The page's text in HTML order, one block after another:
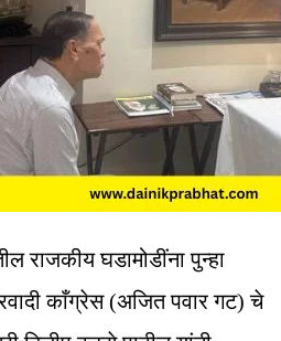
राजकीय घडामोडींना पुन्हा
काँग्रेस (अजित पवार गट) चे